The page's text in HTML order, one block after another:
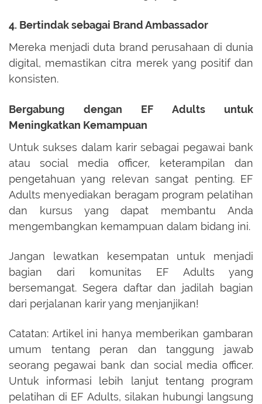
4. Bertindak sebagai Brand Ambassador
Mereka menjadi duta brand perusahaan di dunia
digital, memastikan citra merek yang positif dan
konsisten.
Bergabung dengan EF Adults untuk
Meningkatkan Kemampuan
Untuk sukses dalam karir sebagai pegawai bank
atau social media officer, keterampilan dan
pengetahuan yang relevan sangat penting. EF
Adults menyediakan beragam program pelatihan
dan kursus yang dapat membantu Anda
mengembangkan kemampuan dalam bidang ini.
Jangan lewatkan kesempatan untuk menjadi
bagian dari komunitas EF Adults yang
bersemangat. Segera daftar dan jadilah bagian
dari perjalanan karir yang menjanjikan!
Catatan: Artikel ini hanya memberikan gambaran
umum tentang peran dan tanggung jawab
seorang pegawai bank dan social media officer.
Untuk informasi lebih lanjut tentang program
pelatihan di EF Adults, silakan hubungi langsung